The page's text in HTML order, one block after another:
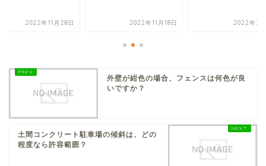
2022年11月28日 2022年11月18日 2022年3
外壁が紺色の場合、フェンスは何色が良
いですか？
土間コンクリート駐車場の傾斜は、どの
程度なら許容範囲？